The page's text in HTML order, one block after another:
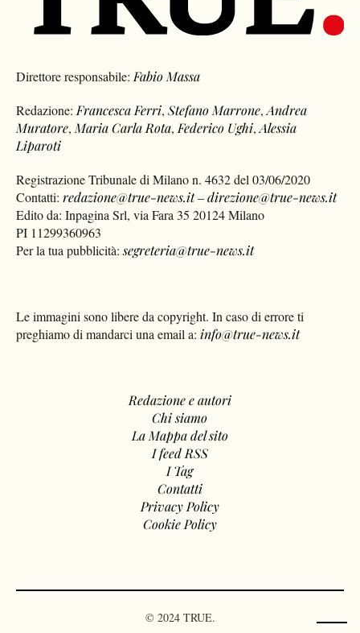
Direttore responsabile: Fabio Massa
Redazione: Francesca Ferri,Stefano Marrone,Andrea
Muratore, Maria Carla Rota, Federico Ughi,Alessia
Liparoti
Registrazione Tribunale di Milano n. 4632 del 03/06/2020
Contatti:redazione@true-news.it–direzione@true-news.it
Edito da: Inpagina Srl, via Fara 35 20124 Milano
PI 11299360963
Per la tua pubblicità:segreteria@true-news.it
Le immagini sono libere da copyright. In caso di errore ti
preghiamo di mandarci una email a: info@true-news.it
Redazione e autori
Chi siamo
La Mappa del sito
I feed RSS
I Tag
Contatti
Privacy Policy
Cookie Policy
© 2024 TRUE.